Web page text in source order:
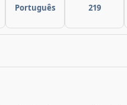
Português 219